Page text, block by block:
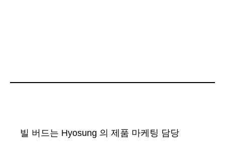
빌 버드는 Hyosung 의 제품 마케팅 담당